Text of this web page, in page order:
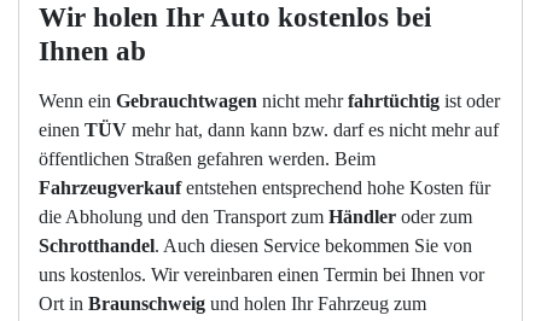
Wir holen Ihr Auto kostenlos bei
Ihnen ab
Wenn ein Gebrauchtwagen nicht mehrfahrtüchtig ist oder
einen TÜV mehr hat, dann kann bzw. darf es nicht mehr auf
öffentlichen Straßen gefahren werden. Beim
Fahrzeugverkaufentstehen entsprechend hohe Kosten für
die Abholung und den Transport zum Händler oder zum
Schrotthandel. Auch diesen Service bekommen Sie von
uns kostenlos. Wir vereinbaren einen Termin bei Ihnen vor
Ort in Braunschweig und holen Ihr Fahrzeug zum